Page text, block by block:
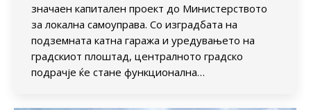
значаен капитален проект до Министерството
за локална самоуправа. Со изградбата на
подземната катна гаража и уредувањето на
градскиот плоштад, централното градско
подрачје ќе стане функционална…